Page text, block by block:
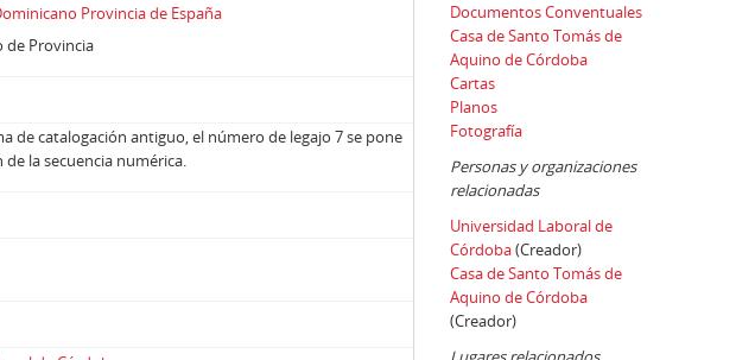
Provincia de España
de Provincia
de catalogación antiguo, el número de legajo 7 se pone
la secuencia numérica.
Documentos Conventuales
Casa de Santo Tomás de
Aquino de Córdoba
Cartas
Planos
Fotografía
Personas y organizaciones
relacionadas
Universidad Laboral de
Córdoba(Creador)
Casa de Santo Tomás de
Aquino de Córdoba
(Creador)